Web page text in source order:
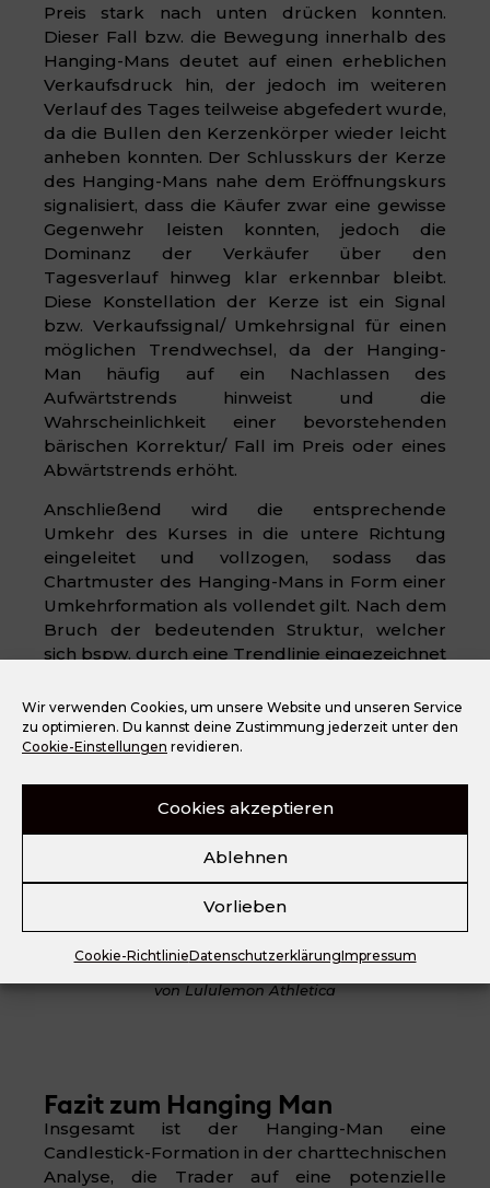
Wir verwenden Cookies, um unsere Website und unseren Service
zu optimieren. Du kannst deine Zustimmung jederzeit unter den
Cookie-Einstellungen revidieren.
Cookies akzeptieren
Ablehnen
Vorlieben
Cookie-RichtlinieDatenschutzerklärungImpressum
Preis stark nach unten drücken konnten.
Dieser Fall bzw. die Bewegung innerhalb des
Hanging-Mans deutet auf einen erheblichen
Verkaufsdruck hin, der jedoch im weiteren
Verlauf des Tages teilweise abgefedert wurde,
da die Bullen den Kerzenkörper wieder leicht
anheben konnten. Der Schlusskurs der Kerze
des Hanging-Mans nahe dem Eröffnungskurs
signalisiert, dass die Käufer zwar eine gewisse
Gegenwehr leisten konnten, jedoch die
Dominanz der Verkäufer über den
Tagesverlauf hinweg klar erkennbar bleibt.
Diese Konstellation der Kerze ist ein Signal
bzw. Verkaufssignal/ Umkehrsignal für einen
möglichen Trendwechsel, da der Hanging-
Man häufig auf ein Nachlassen des
Aufwärtstrends hinweist und die
Wahrscheinlichkeit einer bevorstehenden
bärischen Korrektur/ Fall im Preis oder eines
Abwärtstrends erhöht.
Anschließend wird die entsprechende
Umkehr des Kurses in die untere Richtung
eingeleitet und vollzogen, sodass das
Chartmuster des Hanging-Mans in Form einer
Umkehrformation als vollendet gilt. Nach dem
Bruch der bedeutenden Struktur, welcher
sich bspw. durch eine Trendlinie eingezeichnet
Trendwechsel statt.
Praxisbeispiel des Hanging-Man anhand der Aktie
von Lululemon Athletica
Fazit zum Hanging Man
Insgesamt ist der Hanging-Man eine
Candlestick-Formation in der charttechnischen
Analyse, die Trader auf eine potenzielle